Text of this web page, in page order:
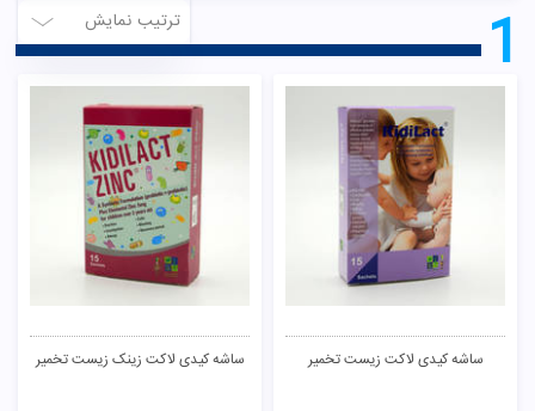
ترتیب نمایش
1
ساشه کیدی لاکت زیست تخمیر ساشه کیدی لاکت زینک زیست تخمیر